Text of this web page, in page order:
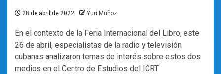
28 de abril de 2022 Yuri Muñoz
En el contexto de la Feria Internacional del Libro, este
26 de abril, especialistas de la radio y televisión
cubanas analizaron temas de interés sobre estos dos
medios en el Centro de Estudios del ICRT